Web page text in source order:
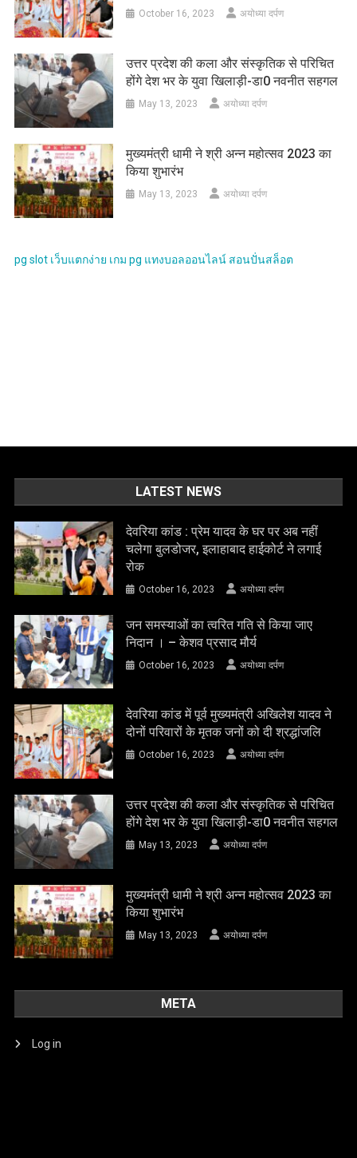
October 16, 2023 अयोध्या दर्पण
उत्तर प्रदेश की कला और संस्कृतिक से परिचित
होंगे देश भर के युवा खिलाड़ी-डा0 नवनीत सहगल
May 13, 2023 अयोध्या दर्पण
मुख्यमंत्री धामी ने श्री अन्न महोत्सव 2023 का
किया शुभारंभ
May 13, 2023 अयोध्या दर्पण
pg slot เว็บแตกง่าย เกม pg แทงบอลออนไลน์ สอนปั่นสล็อต
रोक
जन समस्याओं का त्वरित गति से किया जाए
निदान । – केशव प्रसाद मौर्य
October 16, 2023 अयोध्या दर्पण
देवरिया कांड में पूर्व मुख्यमंत्री अखिलेश यादव ने
दोनों परिवारों के मृतक जनों को दी श्रद्धांजलि
उत्तर प्रदेश की कला और संस्कृतिक से परिचित
होंगे देश भर के युवा खिलाड़ी-डा0 नवनीत सहगल
मुख्यमंत्री धामी ने श्री अन्न महोत्सव 2023 का
किया शुभारंभ
META